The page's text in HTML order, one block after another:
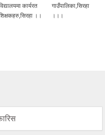
कार्यरत
।।
गाउँपालिका,सिरहा
।।।